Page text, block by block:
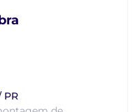
PR